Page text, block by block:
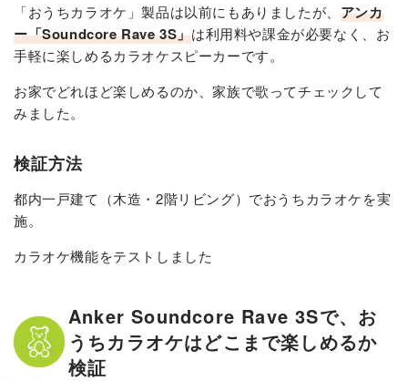
「おうちカラオケ」製品は以前にもありましたが、 アンカ
ー「Soundcore Rave 3S」は利用料や課金が必要なく、お
手軽に楽しめるカラオケスピーカーです。
お家でどれほど楽しめるのか、家族で歌ってチェックして
みました。
検証方法
都内一戸建て（木造・2階リビング）でおうちカラオケを実
施。
カラオケ機能をテストしました
Anker Soundcore Rave 3Sで、お
うちカラオケはどこまで楽しめるか
検証